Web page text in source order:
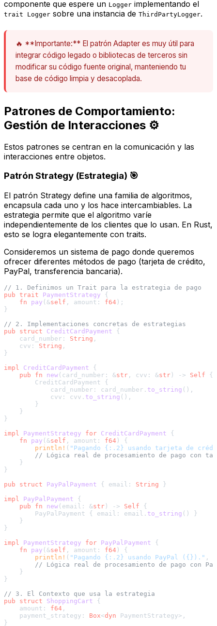
componente que espere un Logger implementando el
trait Logger sobre una instancia de ThirdPartyLogger.
🔥 **Importante:** El patrón Adapter es muy útil para
integrar código legado o bibliotecas de terceros sin
modificar su código fuente original, manteniendo tu
base de código limpia y desacoplada.
Patrones de Comportamiento:
Gestión de Interacciones ⚙️
Estos patrones se centran en la comunicación y las
interacciones entre objetos.
Patrón Strategy (Estrategia) 🎯
El patrón Strategy define una familia de algoritmos,
encapsula cada uno y los hace intercambiables. La
estrategia permite que el algoritmo varíe
independientemente de los clientes que lo usan. En Rust,
esto se logra elegantemente con traits.
Consideremos un sistema de pago donde queremos
ofrecer diferentes métodos de pago (tarjeta de crédito,
PayPal, transferencia bancaria).
// 1. Definimos un Trait para la estrategia de pago
pub trait PaymentStrategy {
fn
pay (&self , amount: f64 );
}
// 2. Implementaciones concretas de estrategias
pub
struct CreditCardPayment {
    card_number:
String ,
    cvv:
String ,
}
impl
CreditCardPayment {
pub
fn new (card_number: &str , cvv: &str ) -> Self {
        CreditCardPayment {
            card_number: card_number.
to_string (),
            cvv: cvv.
to_string (),
        }
    }
}
impl
PaymentStrategy for CreditCardPayment {
fn
pay (&self , amount: f64 ) {
println! ( "Pagando {:.2} usando tarjeta de
// Lógica real de procesamiento de pago con
    }
}
pub
struct PayPalPayment { email: String }
impl
PayPalPayment {
pub
fn new (email: &str ) -> Self {
        PayPalPayment { email: email.
to_string () }
    }
}
impl
PaymentStrategy for PayPalPayment {
fn
pay (&self , amount: f64 ) {
println! ( "Pagando {:.2} usando PayPal ({})." ,
// Lógica real de procesamiento de pago con
    }
}
// 3. El Contexto que usa la estrategia
pub
struct ShoppingCart {
    amount:
f64 ,
    payment_strategy:
Box<dyn PaymentStrategy>,
}